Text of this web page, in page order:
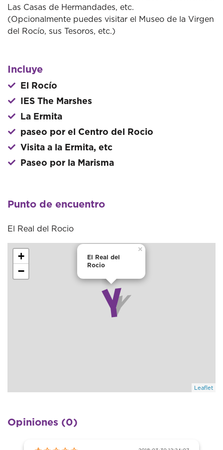
Las Casas de Hermandades, etc.
(Opcionalmente puedes visitar el Museo de la Virgen
del Rocío, sus Tesoros, etc.)
Incluye
El Rocío
IES The Marshes
La Ermita
paseo por el Centro del Rocio
Visita a la Ermita, etc
Paseo por la Marisma
Punto de encuentro
El Real del Rocio
El Real del
Rocio
×
+
−
Leaflet
Opiniones (0)